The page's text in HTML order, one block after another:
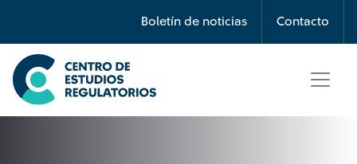
Boletín de noticias Contacto
Búsqueda
Seleccione país